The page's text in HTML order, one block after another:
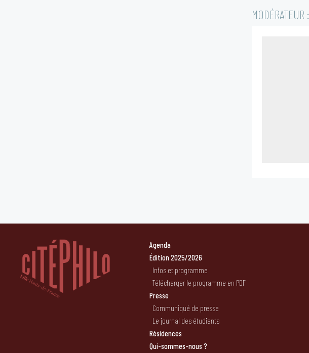
MODÉRATEUR :
Agenda
Édition 2025/2026
Infos et programme
Télécharger le programme en PDF
Presse
Communiqué de presse
Le journal des étudiants
Résidences
Qui-sommes-nous ?